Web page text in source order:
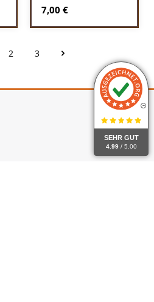
SEHR GUT
4.99 / 5.00
Regulärer Preis:
7,00 €
Seite
2 Seite
3